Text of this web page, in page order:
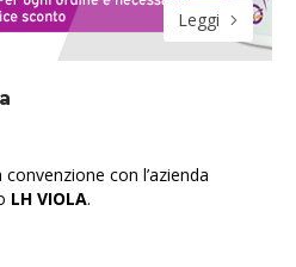
Leggi
con l’azienda
LH VIOLA.